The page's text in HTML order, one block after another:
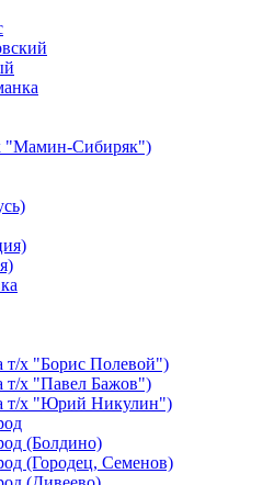
"Мамин-Сибиряк")
т/х "Борис Полевой")
т/х "Павел Бажов")
т/х "Юрий Никулин")
(Болдино)
(Городец, Семенов)